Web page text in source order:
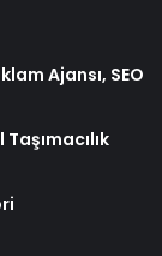
Ajansı, SEO